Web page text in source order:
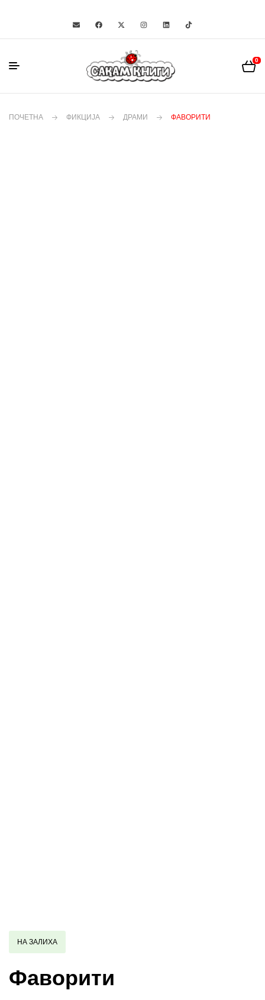
0
ПОЧЕТНА ФИКЦИЈА ДРАМИ ФАВОРИТИ
НА ЗАЛИХА
Фаворити